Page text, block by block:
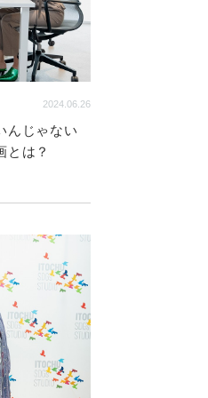
2024.06.26
んじゃない
とは？